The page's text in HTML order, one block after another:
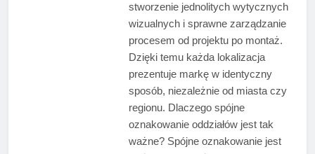
stworzenie jednolitych wytycznych
wizualnych i sprawne zarządzanie
procesem od projektu po montaż.
Dzięki temu każda lokalizacja
prezentuje markę w identyczny
sposób, niezależnie od miasta czy
regionu. Dlaczego spójne
oznakowanie oddziałów jest tak
ważne? Spójne oznakowanie jest